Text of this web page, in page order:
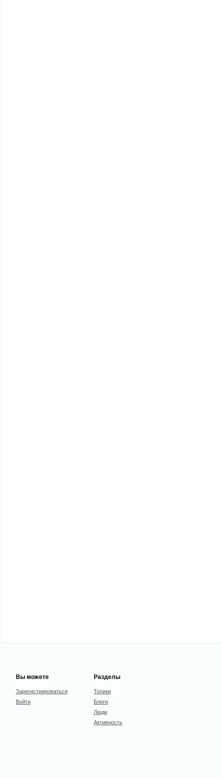
Вы можете
Зарегистрироваться
Войти
Разделы
Топики
Блоги
Люди
Активность